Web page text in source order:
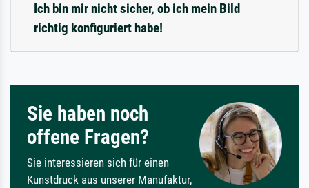
Ich bin mir nicht sicher, ob ich mein Bild
richtig konfiguriert habe!
Sie haben noch
offene Fragen?
Sie interessieren sich für einen
Kunstdruck aus unserer Manufaktur,